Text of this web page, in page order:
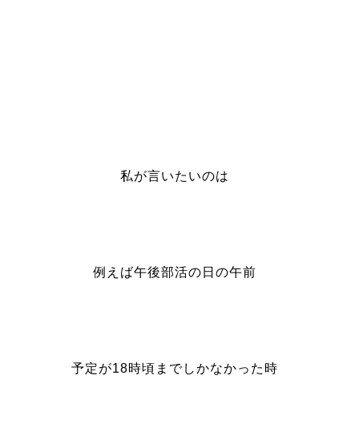
私が言いたいのは
例えば午後部活の日の午前
予定が18時頃までしかなかった時